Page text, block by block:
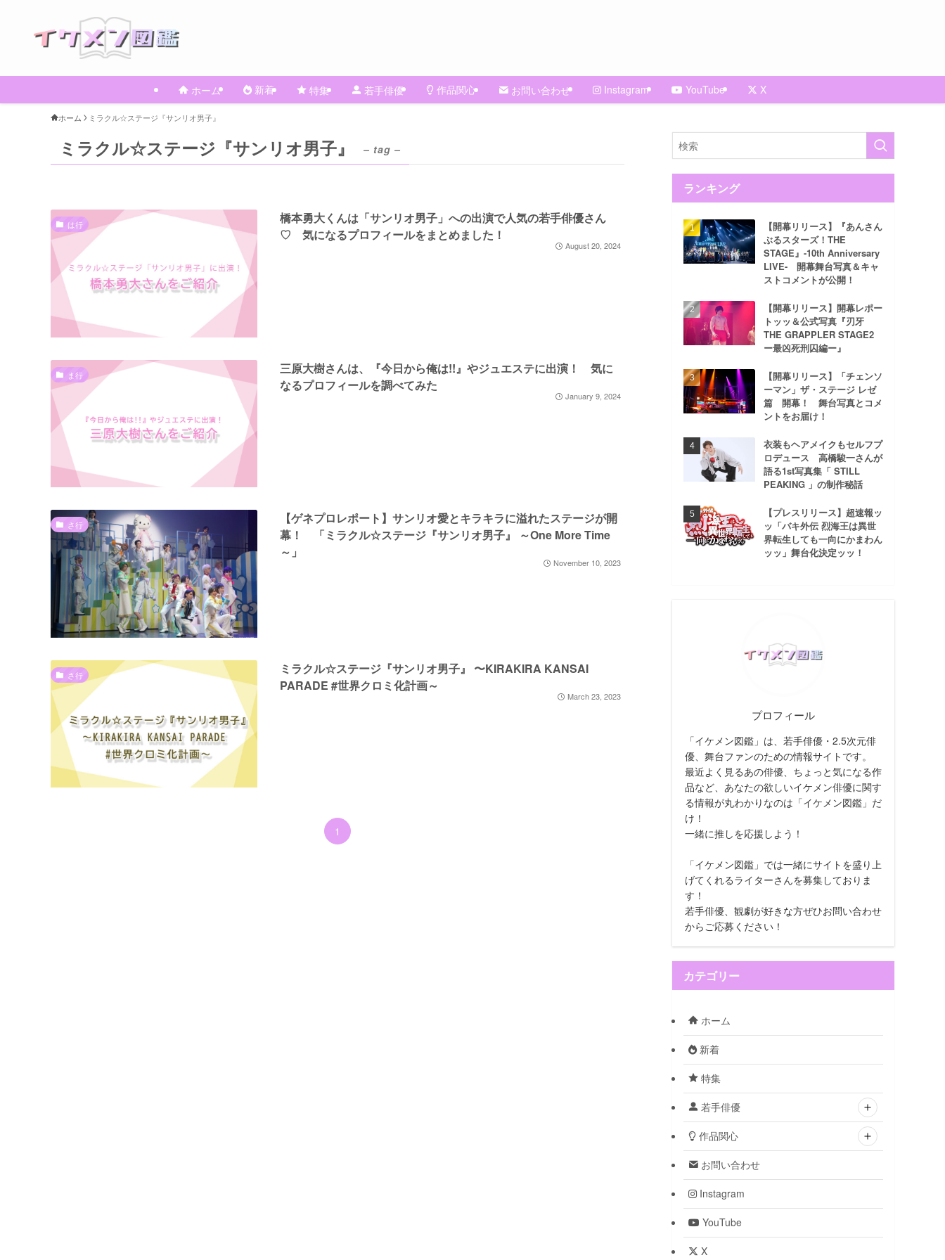
ホーム 新着 特集 若手俳優 作品関心 お問い合わせ Instagram YouTube X
ホーム ミラクル☆ステージ『サンリオ男子』
ミラクル☆ステージ『サンリオ男子』 – tag –
は行
橋本勇大くんは「サンリオ男子」への出演で人気の若手俳優さん
♡ 気になるプロフィールをまとめました！
August 20, 2024
ま行
三原大樹さんは、『今日から俺は!!』やジュエステに出演！ 気に
なるプロフィールを調べてみた
January 9, 2024
さ行
【ゲネプロレポート】サンリオ愛とキラキラに溢れたステージが開
幕！ 「ミラクル☆ステージ『サンリオ男子』 ～One More Time
～」
November 10, 2023
さ行
ミラクル☆ステージ『サンリオ男子』 〜KIRAKIRA KANSAI
PARADE #世界クロミ化計画～
March 23, 2023
1
ランキング
【開幕リリース】『あんさん
ぶるスターズ！THE
STAGE』-10th Anniversary
LIVE- 開幕舞台写真＆キャ
ストコメントが公開！
【開幕リリース】開幕レポー
トッッ＆公式写真『刃牙
THE GRAPPLER STAGE2
ー最凶死刑囚編ー』
【開幕リリース】「チェンソ
ーマン」ザ・ステージ レゼ
篇 開幕！ 舞台写真とコメ
ントをお届け！
衣装もヘアメイクもセルフプ
ロデュース 高橋駿一さんが
語る1st写真集「 STILL
PEAKING 」の制作秘話
【プレスリリース】超速報ッ
ッ「バキ外伝 烈海王は異世
界転生しても一向にかまわん
ッッ」舞台化決定ッッ！
プロフィール
「イケメン図鑑」は、若手俳優・2.5次元俳
優、舞台ファンのための情報サイトです。
最近よく見るあの俳優、ちょっと気になる作
品など、あなたの欲しいイケメン俳優に関す
る情報が丸わかりなのは「イケメン図鑑」だ
け！
一緒に推しを応援しよう！
「イケメン図鑑」では一緒にサイトを盛り上
げてくれるライターさんを募集しておりま
す！
若手俳優、観劇が好きな方ぜひお問い合わせ
からご応募ください！
カテゴリー
ホーム
新着
特集
若手俳優
作品関心
お問い合わせ
Instagram
YouTube
X